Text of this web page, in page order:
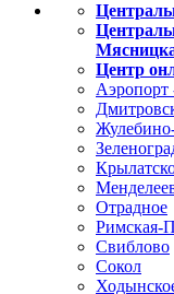
Центр
Отрадное
Римская-
Свиблово
Сокол